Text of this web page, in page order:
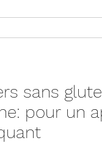
sans
pour un